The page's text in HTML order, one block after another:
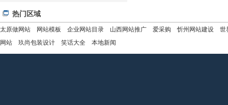
热门区域
太原做网站 网站模板 企业网站目录 山西网站推广 爱采购 忻州网站建设
世
网站
玖尚包装设计 笑话大全 本地新闻